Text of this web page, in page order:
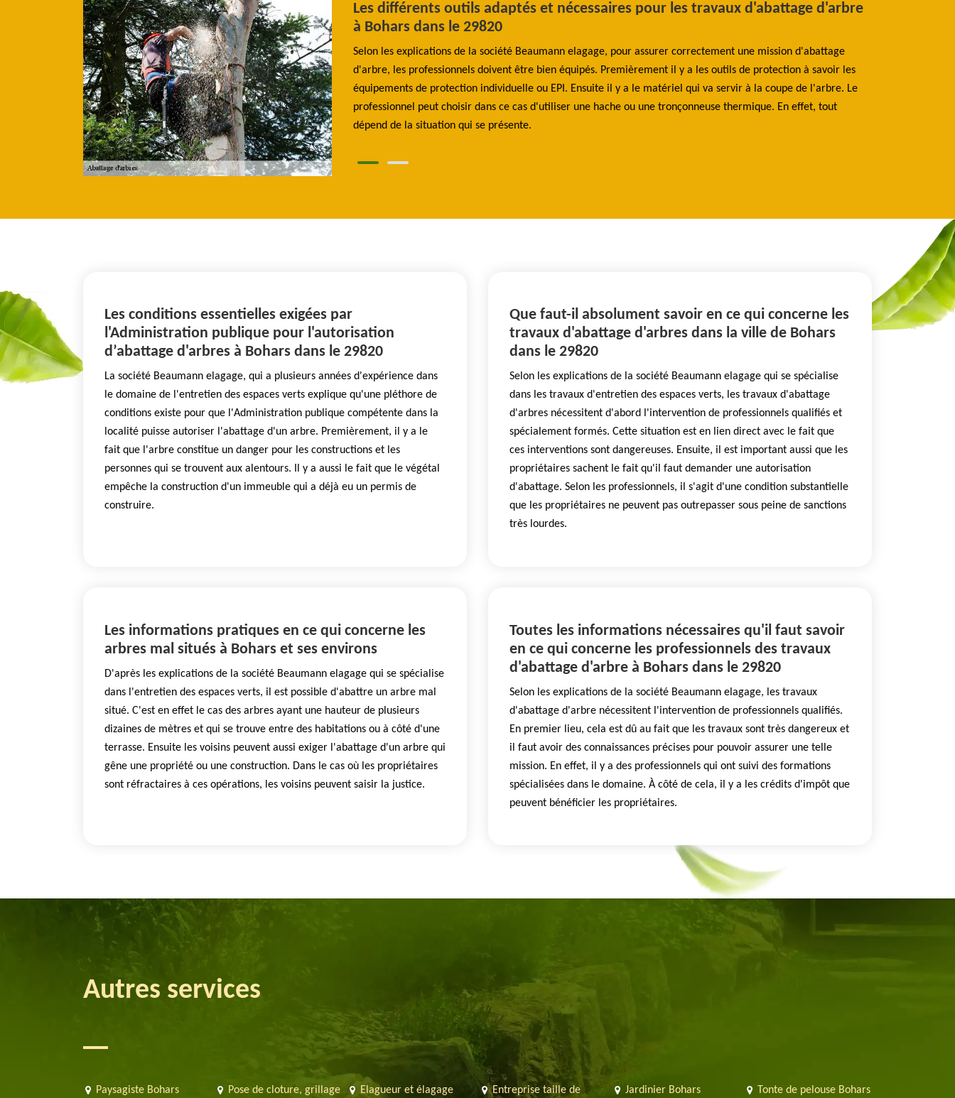
pousser les propriétaires à l'abattage d'un
et ses environ dans le 29820
y a plusieurs motifs qui poussent les propriétaires à abattre un arbre.
puisse créer des désagréments et des dangers pour les personnes et les
Ensuite, il est aussi possible que l'arbre soit mort et qu'il risque de
explique aussi que les arbres malades peuvent être abattus pour éviter la
Les différents outils adaptés et nécessaires pour les travaux d'abattage d'arbre
à Bohars dans le 29820
Selon les explications de la société Beaumann elagage, pour assurer correctement une mission d'abattage
d'arbre, les professionnels doivent être bien équipés. Premièrement il y a les outils de protection à savoir les
équipements de protection individuelle ou EPI. Ensuite il y a le matériel qui va servir à la coupe de l'arbre. Le
professionnel peut choisir dans ce cas d'utiliser une hache ou une tronçonneuse thermique. En effet, tout
dépend de la situation qui se présente.
Les conditions essentielles exigées par
l'Administration publique pour l'autorisation
d’abattage d'arbres à Bohars dans le 29820
La société Beaumann elagage, qui a plusieurs années d'expérience dans
le domaine de l'entretien des espaces verts explique qu'une pléthore de
conditions existe pour que l'Administration publique compétente dans la
localité puisse autoriser l'abattage d'un arbre. Premièrement, il y a le
fait que l'arbre constitue un danger pour les constructions et les
personnes qui se trouvent aux alentours. Il y a aussi le fait que le végétal
empêche la construction d'un immeuble qui a déjà eu un permis de
construire.
Que faut-il absolument savoir en ce qui concerne les
travaux d'abattage d'arbres dans la ville de Bohars
dans le 29820
Selon les explications de la société Beaumann elagage qui se spécialise
dans les travaux d'entretien des espaces verts, les travaux d'abattage
d'arbres nécessitent d'abord l'intervention de professionnels qualifiés et
spécialement formés. Cette situation est en lien direct avec le fait que
ces interventions sont dangereuses. Ensuite, il est important aussi que les
propriétaires sachent le fait qu'il faut demander une autorisation
d'abattage. Selon les professionnels, il s'agit d'une condition substantielle
que les propriétaires ne peuvent pas outrepasser sous peine de sanctions
très lourdes.
Les informations pratiques en ce qui concerne les
arbres mal situés à Bohars et ses environs
D'après les explications de la société Beaumann elagage qui se spécialise
dans l'entretien des espaces verts, il est possible d'abattre un arbre mal
situé. C'est en effet le cas des arbres ayant une hauteur de plusieurs
dizaines de mètres et qui se trouve entre des habitations ou à côté d'une
terrasse. Ensuite les voisins peuvent aussi exiger l'abattage d'un arbre qui
gêne une propriété ou une construction. Dans le cas où les propriétaires
sont réfractaires à ces opérations, les voisins peuvent saisir la justice.
Toutes les informations nécessaires qu'il faut savoir
en ce qui concerne les professionnels des travaux
d'abattage d'arbre à Bohars dans le 29820
Selon les explications de la société Beaumann elagage, les travaux
d'abattage d'arbre nécessitent l'intervention de professionnels qualifiés.
En premier lieu, cela est dû au fait que les travaux sont très dangereux et
il faut avoir des connaissances précises pour pouvoir assurer une telle
mission. En effet, il y a des professionnels qui ont suivi des formations
spécialisées dans le domaine. À côté de cela, il y a les crédits d'impôt que
peuvent bénéficier les propriétaires.
Autres services
Paysagiste Bohars Pose de cloture, grillage Elagueur et élagage Entreprise taille de Jardinier Bohars Tonte de pelouse Bohars